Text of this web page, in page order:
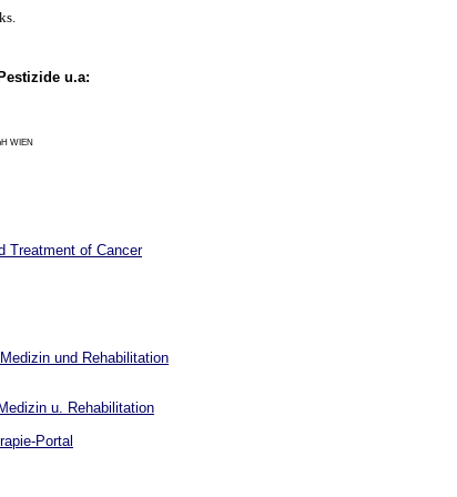
u.a:
WIEN
Treatment of Cancer
und Rehabilitation
u. Rehabilitation
Portal